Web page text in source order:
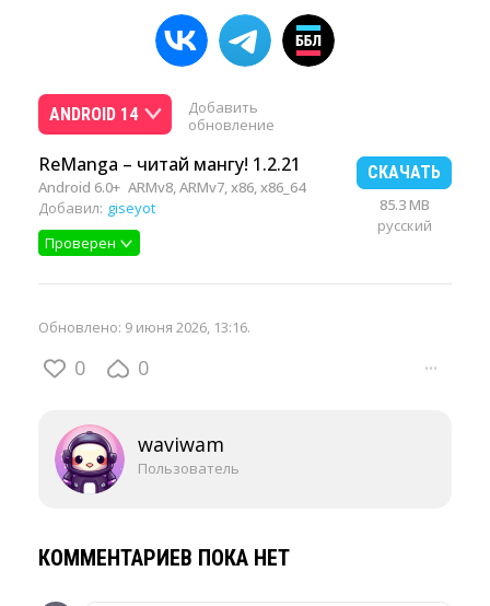
ANDROID 14
Добавить
обновление
ReManga – читай мангу! 1.2.21
Android 6.0+ ARMv8, ARMv7, x86, x86_64
Добавил: giseyot
Проверен
СКАЧАТЬ
85.3 MB
русский
Обновлено: 9 июня 2026, 13:16.
0 0 ···
waviwam
Пользователь
КОММЕНТАРИЕВ ПОКА НЕТ